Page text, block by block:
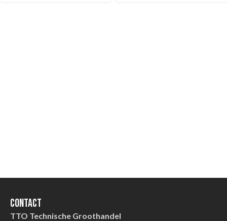
Contact
TTO Technische Groothandel